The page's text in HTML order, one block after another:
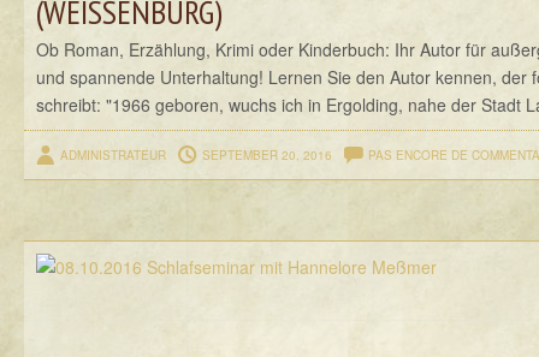
(WEISSENBURG)
Ob Roman, Erzählung, Krimi oder Kinderbuch: Ihr Autor für
und spannende Unterhaltung! Lernen Sie den Autor kennen, der
schreibt: "1966 geboren, wuchs ich in Ergolding, nahe der Stadt
ADMINISTRATEUR SEPTEMBER 20, 2016 PAS ENCORE DE